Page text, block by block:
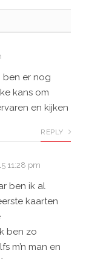
ben er nog
kans om
en kijken
REPLY
11:28 pm
ben ik al
kaarten
ben zo
m’n man en